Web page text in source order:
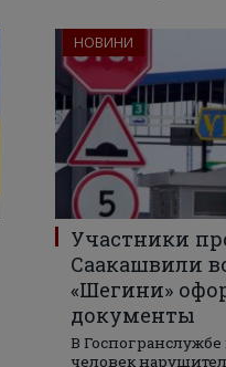
НОВИНИ
Участники
Саакашвили
«Шегини»
документы
В Госпогранслужбе
человек